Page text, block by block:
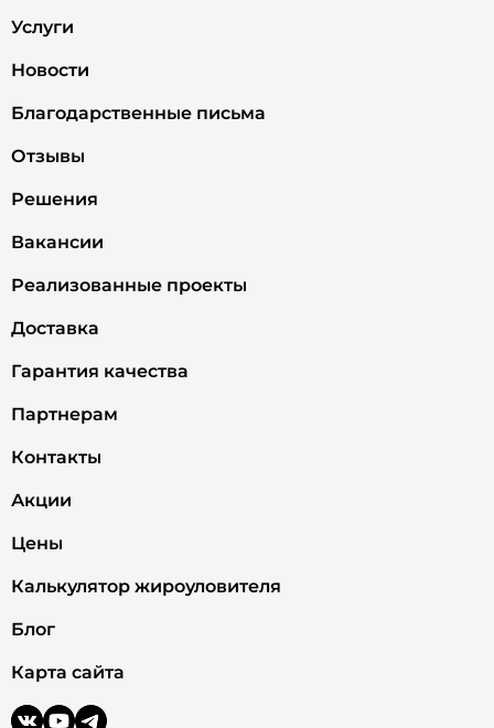
Услуги
Новости
Благодарственные письма
Отзывы
Решения
Вакансии
Реализованные проекты
Доставка
Гарантия качества
Партнерам
Контакты
Акции
Цены
Калькулятор жироуловителя
Блог
Карта сайта